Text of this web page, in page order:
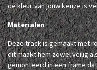
de kleur van jouw keuze is
Materialen
Deze track is gemaakt met
dit maakt hem zowel veilig
gemonteerd in een frame